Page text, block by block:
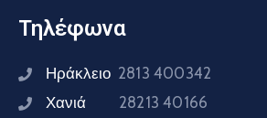
Τηλέφωνα
Ηράκλειο 2813 400342
Χανιά 28213 40166